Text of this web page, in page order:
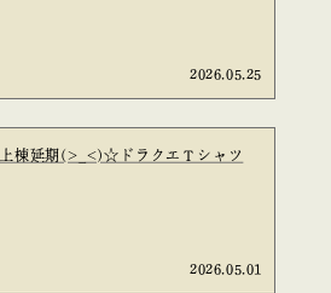
2026.05.25
上棟延期(>_<)☆ドラクエＴシャツ
2026.05.01